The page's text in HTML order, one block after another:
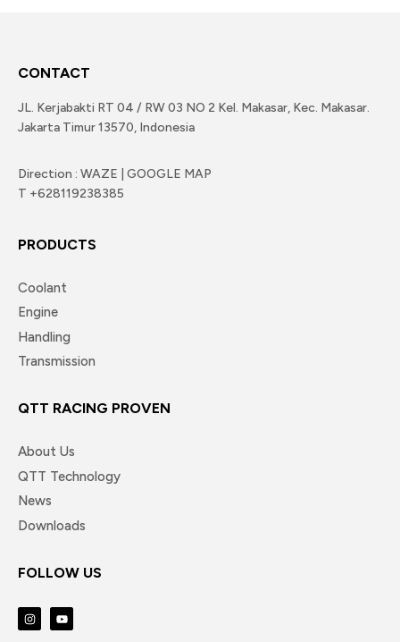
CONTACT
JL. Kerjabakti RT 04 / RW 03 NO 2 Kel. Makasar, Kec. Makasar.
Jakarta Timur 13570, Indonesia
Direction : WAZE | GOOGLE MAP
T +628119238385
PRODUCTS
Coolant
Engine
Handling
Transmission
QTT RACING PROVEN
About Us
QTT Technology
News
Downloads
FOLLOW US
n
s
o
u